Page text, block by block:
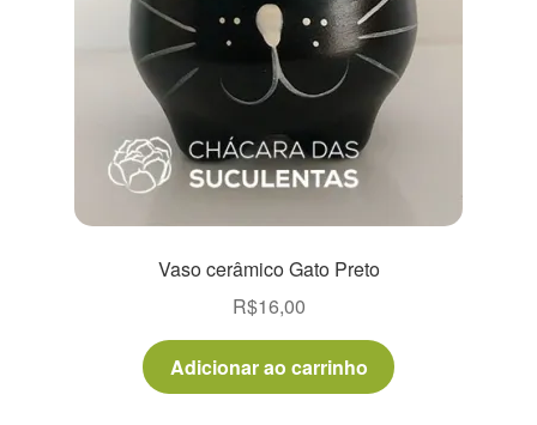
Vaso cerâmico Gato Preto
R$16,00
Adicionar ao carrinho